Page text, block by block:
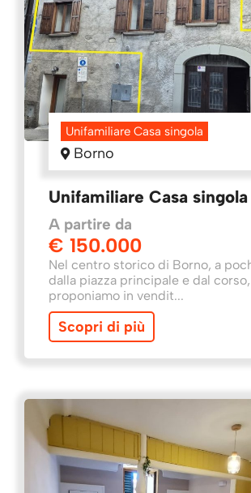
Unifamiliare Casa singola
Borno
Unifamiliare Casa
A partire da
€ 150.000
Nel centro storico di Borno, a
dalla piazza principale e dal corso,
proponiamo in vendit...
Scopri di più